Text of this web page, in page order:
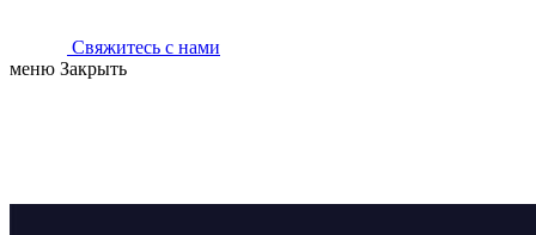
Свяжитесь с нами
меню Закрыть